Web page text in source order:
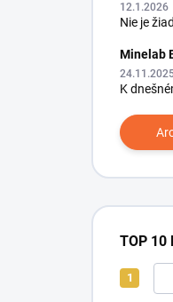
12.1.2026
Nie je
Minelab
K
TOP 10